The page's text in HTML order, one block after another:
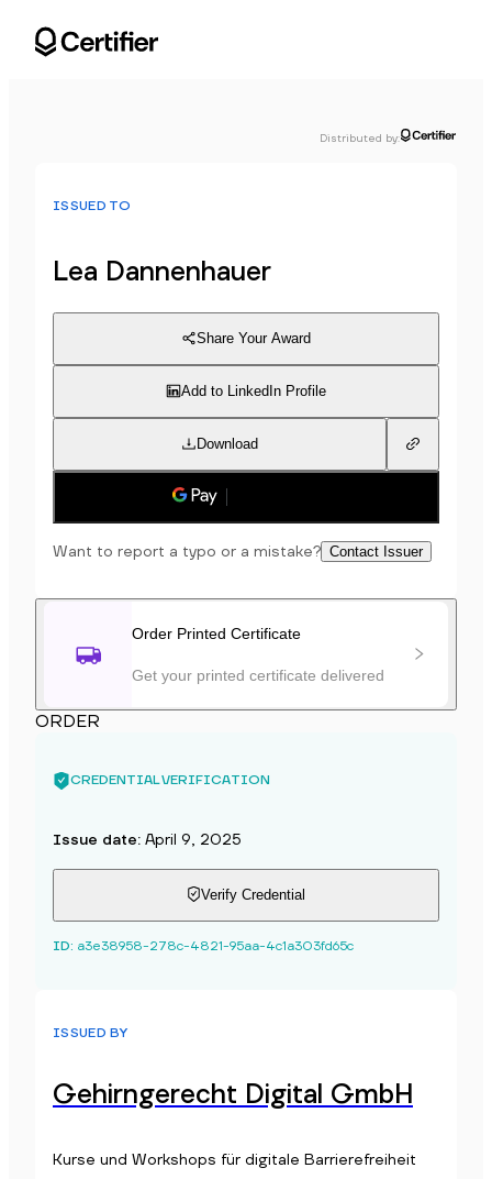
Distributed by:
ISSUED TO
Lea Dannenhauer
Share Your Award
Add to LinkedIn Profile
Download
Want to report a typo or a mistake? Contact Issuer
Order Printed Certificate
Get your printed certificate delivered
ORDER
CREDENTIAL VERIFICATION
Issue date: April 9, 2025
Verify Credential
ID: a3e38958-278c-4821-95aa-4c1a303fd65c
ISSUED BY
Gehirngerecht Digital GmbH
Kurse und Workshops für digitale Barrierefreiheit